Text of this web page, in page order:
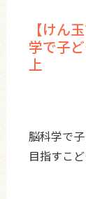
【けん
学で子
上
脳科学で
目指すこど